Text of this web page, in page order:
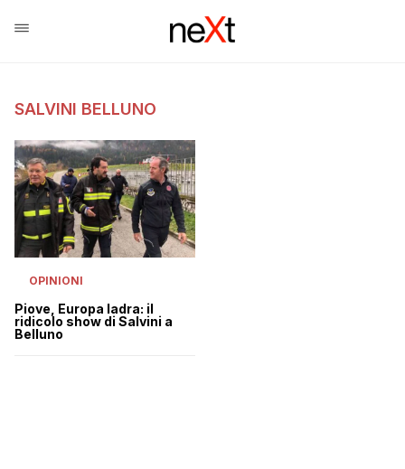
SALVINI BELLUNO
OPINIONI
Piove, Europa ladra: il
ridicolo show di Salvini a
Belluno